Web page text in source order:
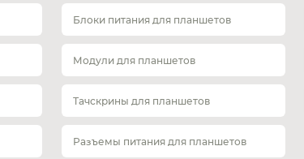
Блоки питания для планшетов
Модули для планшетов
Тачскрины для планшетов
Разъемы питания для планшетов